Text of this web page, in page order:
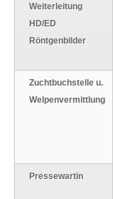
Weiterleitung
HD/ED
Röntgenbilder
Zuchtbuchstelle u.
Welpenvermittlung
Pressewartin